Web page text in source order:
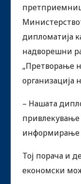
дипломатија
надворешни
„Претворање
организација
– Нашата
информирање
Тој порача и
економски